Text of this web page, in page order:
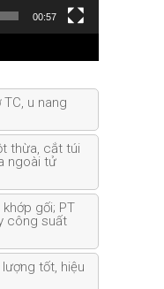
00:57
u nang
thừa, cắt túi
ngoài tử
gối; PT
công suất
tốt, hiệu